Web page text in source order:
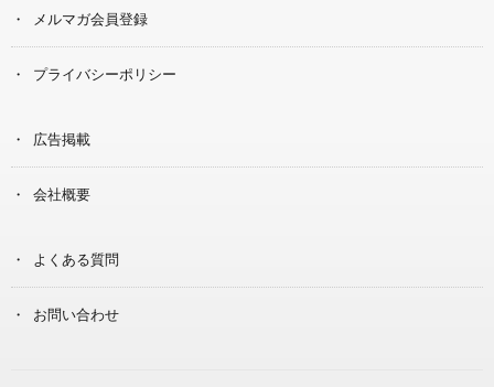
メルマガ会員登録
プライバシーポリシー
広告掲載
会社概要
よくある質問
お問い合わせ